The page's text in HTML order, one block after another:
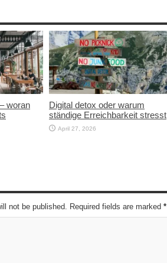
woran
Digital detox oder warum
ständige Erreichbarkeit stresst
April 27, 2026
not be published. Required fields are marked *